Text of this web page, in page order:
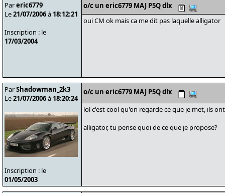
Pareric6779
Le21/07/2006à 18:12:21
Inscription : le
17/03/2004
o/c un eric6779 MAJ P5Q dlx
oui CM ok mais ca me dit pas laquelle alligator
ParShadowman_2k3
Le21/07/2006à 18:20:24
Inscription : le
01/05/2003
o/c un eric6779 MAJ P5Q dlx
lol c'est cool qu'on regarde ce que je met, ils
alligator, tu pense quoi de ce que je propose?